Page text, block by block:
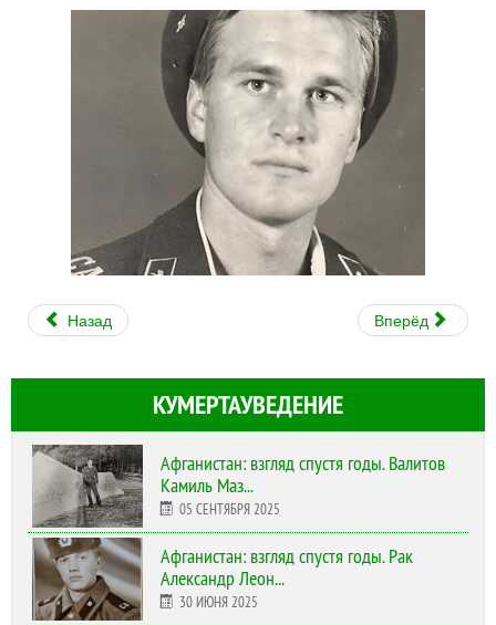
Назад Вперёд
КУМЕРТАУВЕДЕНИЕ
Афганистан: взгляд спустя годы. Валитов
Камиль Маз...
05 СЕНТЯБРЯ 2025
Афганистан: взгляд спустя годы. Рак
Александр Леон...
30 ИЮНЯ 2025